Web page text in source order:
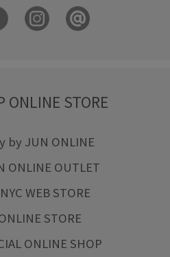
ONLINE STORE
by JUN ONLINE
ONLINE OUTLET
WEB STORE
STORE
ONLINE SHOP